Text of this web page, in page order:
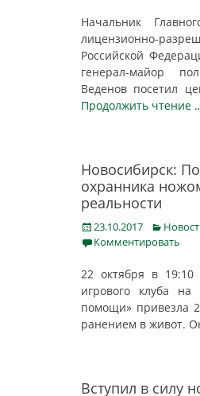
Начальник
лицензионно-
Российской
генерал-майор
Веденов посетил
Продолжить чтение
Новосибирск:
охранника
реальности
Posted
on
23.10.2017 Categories
Комментировать
22 октября в
игрового клуба на
помощи» привезла
ранением в живот.
Вступил в силу